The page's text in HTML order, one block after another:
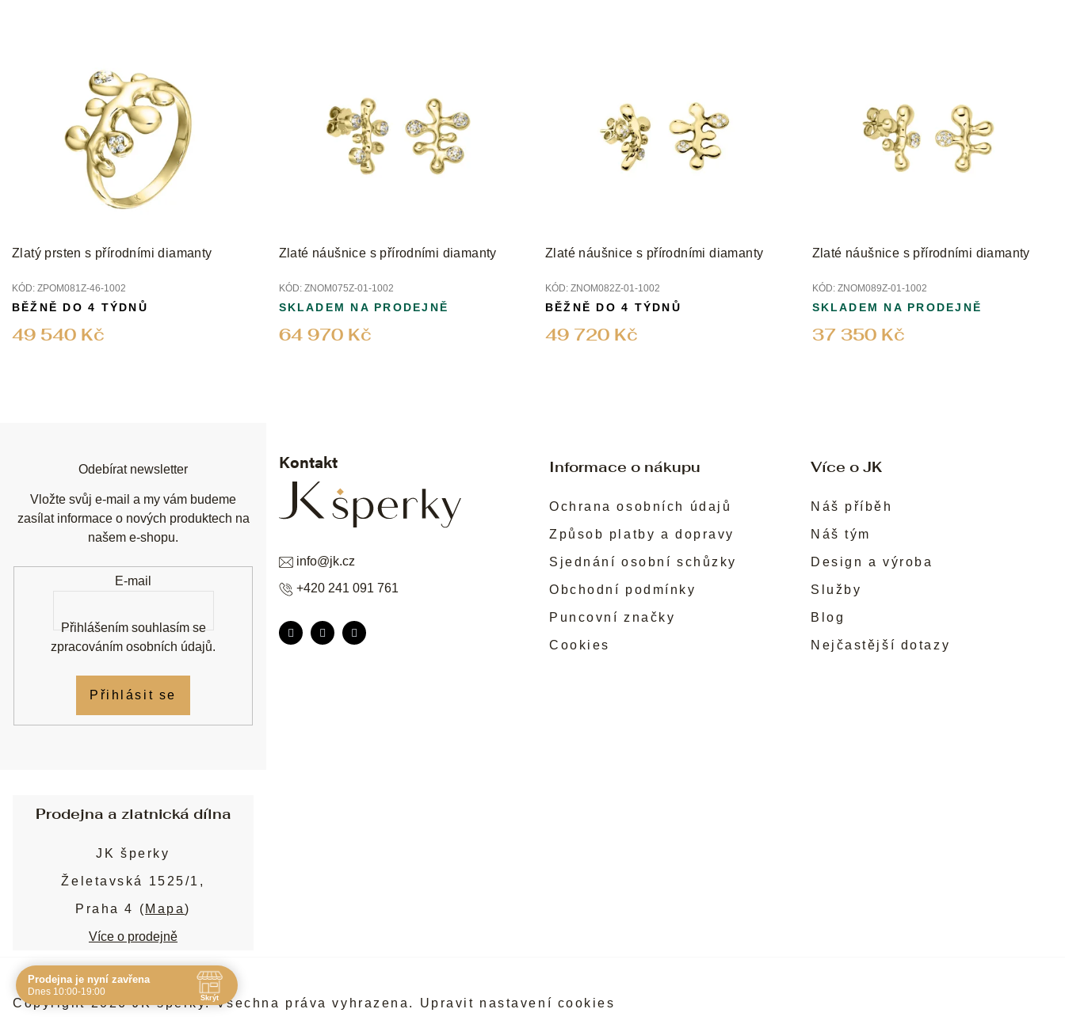
Zlatý prsten s přírodními diamanty
KÓD: ZPOM081Z-46-1002
49 540 Kč
BĚŽNĚ DO 4 TÝDNŮ
Zlaté náušnice s přírodními diamanty
KÓD: ZNOM075Z-01-1002
64 970 Kč
SKLADEM NA PRODEJNĚ
Zlaté náušnice s přírodními diamanty
KÓD: ZNOM082Z-01-1002
49 720 Kč
BĚŽNĚ DO 4 TÝDNŮ
Zlaté náušnice s přírodními diamanty
KÓD: ZNOM089Z-01-1002
37 350 Kč
SKLADEM NA PRODEJNĚ
Informace o nákupu
Ochrana osobních údajů
Způsob platby a dopravy
Sjednání osobní schůzky
Obchodní podmínky
Puncovní značky
Cookies
Více o JK
Náš příběh
Náš tým
Design a výroba
Služby
Blog
Nejčastější dotazy
Kontakt
info@jk.cz
+420 241 091 761
Odebírat newsletter
Vložte svůj e-mail a my vám budeme
zasílat informace o nových produktech na
našem e-shopu.
E-mail
Přihlášením souhlasím se
zpracováním osobních údajů.
Přihlásit se
Prodejna a zlatnická dílna
JK šperky
Želetavská 1525/1,
Praha 4 ( Mapa)
Více o prodejně
Copyright 2026JK šperky. Všechna práva vyhrazena. Upravit nastavení cookies
Prodejna je nyní zavřena
Dnes 10:00-19:00
Skrýt
Navštivte nás osobně
Čas Pauza